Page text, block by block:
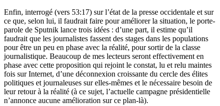
Enfin, interrogé (vers 53:17) sur l’état de la presse occidentale et sur
ce que, selon lui, il faudrait faire pour améliorer la situation, le porte-
parole de Sputnik lance trois idées : d’une part, il estime qu’il
faudrait que les journalistes fassent des stages dans les populations
pour être un peu en phase avec la réalité, pour sortir de la classe
journalistique. Beaucoup de mes lecteurs seront effectivement en
phase avec cette proposition qui rejoint le constat, lu et relu maintes
fois sur Internet, d’une déconnexion croissante du cercle des élites
politiques et journaleuses sur elles-mêmes et le nécessaire besoin de
leur retour à la réalité (à ce sujet, l’actuelle campagne présidentielle
n’annonce aucune amélioration sur ce plan-là).